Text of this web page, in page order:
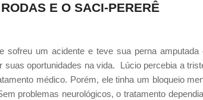
E O SACI-PERERÊ
sofreu um acidente e teve sua perna amputada
suas oportunidades na vida. Lúcio percebia a
médico. Porém, ele tinha um bloqueio
problemas neurológicos, o tratamento